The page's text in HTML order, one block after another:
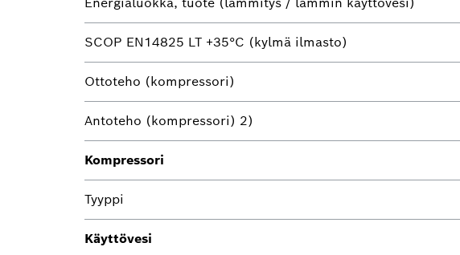
SCOP EN14825 LT +35°C (kylmä ilmasto)
Ottoteho (kompressori)
Antoteho (kompressori) 2)
Kompressori
Tyyppi
Käyttövesi